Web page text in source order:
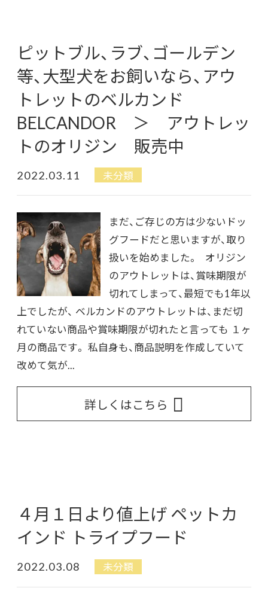
ピットブル、ラブ、ゴールデン
等、大型犬をお飼いなら、アウ
トレットのベルカンド
BELCANDOR ＞ アウトレッ
トのオリジン 販売中
2022.03.11 未分類
まだ、ご存じの方は少ないドッ
グフードだと思いますが、取り
扱いを始めました。 オリジン
のアウトレットは、賞味期限が
切れてしまって、最短でも1年以
上でしたが、 ベルカンドのアウトレットは、まだ切
れていない商品や賞味期限が切れたと言っても １ヶ
月の商品です。 私自身も、商品説明を作成していて
改めて気が...
詳しくはこちら
４月１日より値上げ ペットカ
インド トライプフード
2022.03.08 未分類